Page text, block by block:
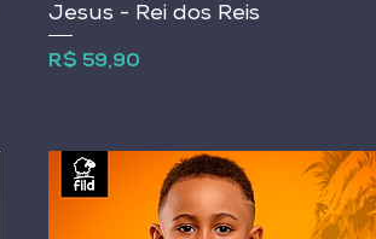
Jesus - Rei dos Reis
Preço
R$ 59,90